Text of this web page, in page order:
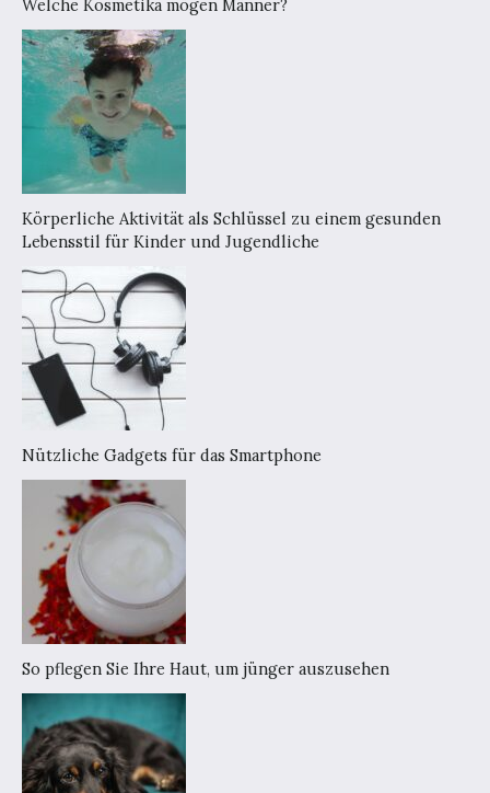
Welche Kosmetika mögen Männer?
Körperliche Aktivität als Schlüssel zu einem gesunden
Lebensstil für Kinder und Jugendliche
Nützliche Gadgets für das Smartphone
So pflegen Sie Ihre Haut, um jünger auszusehen